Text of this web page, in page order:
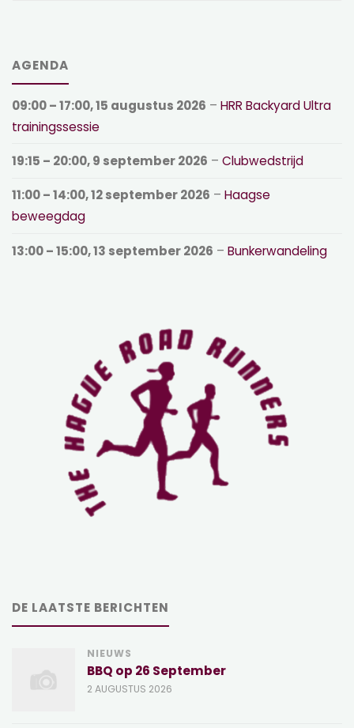
AGENDA
09:00– 17:00,15 augustus 2026 –HRR Backyard Ultra
trainingssessie
19:15 – 20:00,9 september 2026 –Clubwedstrijd
11:00– 14:00,12 september 2026 –Haagse
beweegdag
13:00– 15:00,13 september 2026 –Bunkerwandeling
DE LAATSTE BERICHTEN
NIEUWS
BBQ op 26 September
2 AUGUSTUS 2026